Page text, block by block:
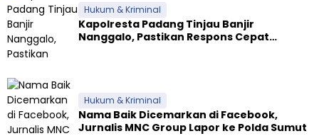
Hukum & Kriminal
Kapolresta Padang Tinjau Banjir
Nanggalo, Pastikan Respons Cepat
Hukum & Kriminal
Nama Baik Dicemarkan di Facebook,
Jurnalis MNC Group Lapor ke Polda Sumut